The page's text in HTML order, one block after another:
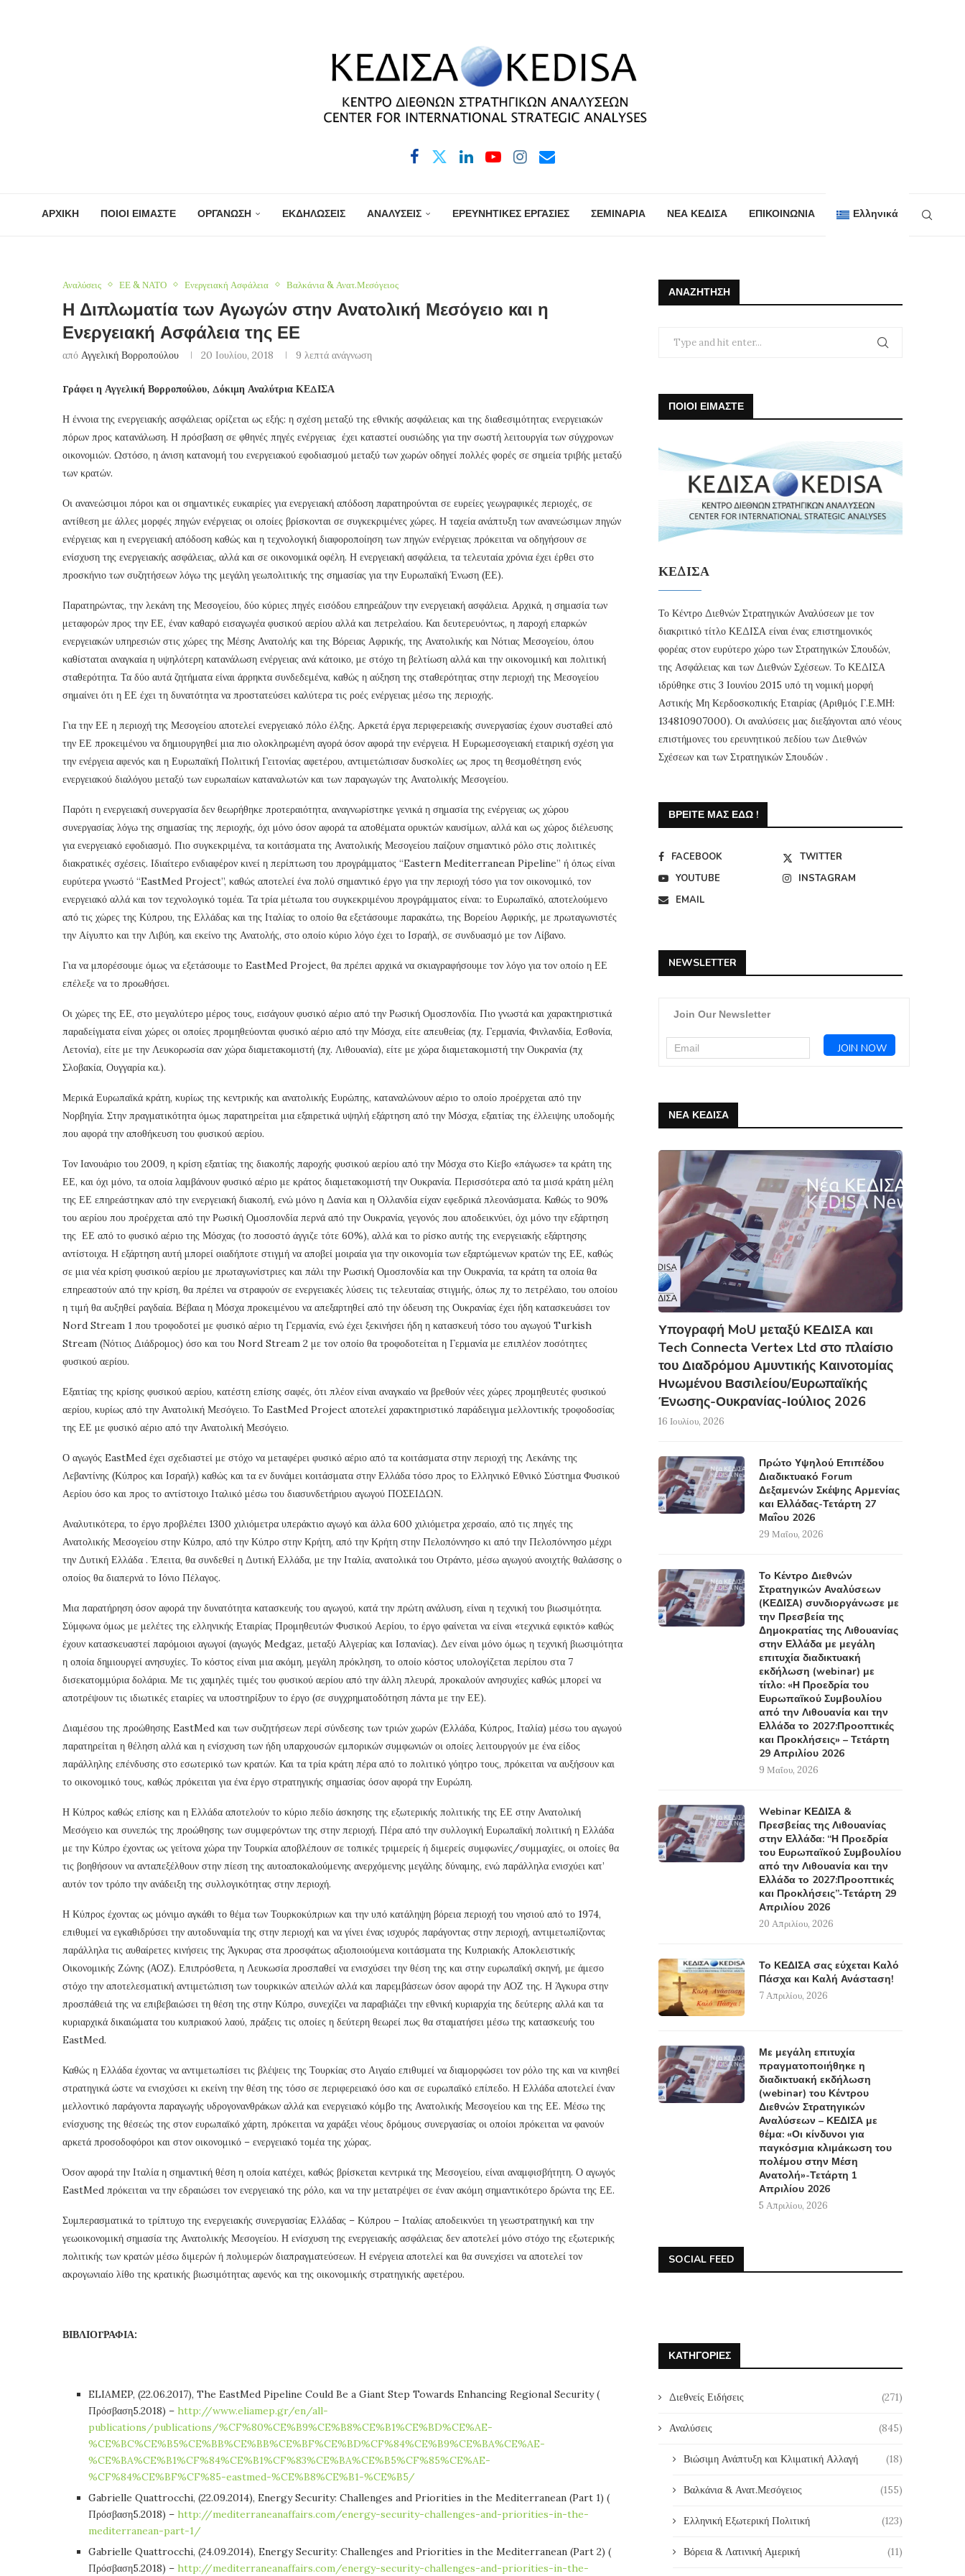
ΑΡΧΙΚΗ ΠΟΙΟΙ ΕΙΜΑΣΤΕ ΟΡΓΑΝΩΣΗ ΕΚΔΗΛΩΣΕΙΣ ΑΝΑΛΥΣΕΙΣ ΕΡΕΥΝΗΤΙΚΕΣ ΕΡΓΑΣΙΕΣ ΣΕΜΙΝΑΡΙΑ ΝΕΑ ΚΕΔΙΣΑ ΕΠΙΚΟΙΝΩΝΙΑ Ελληνικά
Αναλύσεις ΕΕ & ΝΑΤΟ Ενεργειακή Ασφάλεια Βαλκάνια & Ανατ.Μεσόγειος
Η Διπλωματία των Αγωγών στην Ανατολική Μεσόγειο και η
Ενεργειακή Ασφάλεια της ΕΕ
από Αγγελική Βορροπούλου 20 Ιουλίου, 2018 9 λεπτά ανάγνωση
Γράφει η Αγγελική Βορροπούλου, Δόκιμη Αναλύτρια ΚΕΔΙΣΑ
Η έννοια της ενεργειακής ασφάλειας ορίζεται ως εξής: η σχέση μεταξύ της εθνικής ασφάλειας και της διαθεσιμότητας ενεργειακών
πόρων προς κατανάλωση. Η πρόσβαση σε φθηνές πηγές ενέργειας έχει καταστεί ουσιώδης για την σωστή λειτουργία των σύγχρονων
οικονομιών. Ωστόσο, η άνιση κατανομή του ενεργειακού εφοδιασμού μεταξύ των χωρών οδηγεί πολλές φορές σε σημεία τριβής μεταξύ
των κρατών.
Οι ανανεώσιμοι πόροι και οι σημαντικές ευκαιρίες για ενεργειακή απόδοση παρατηρούνται σε ευρείες γεωγραφικές περιοχές, σε
αντίθεση με άλλες μορφές πηγών ενέργειας οι οποίες βρίσκονται σε συγκεκριμένες χώρες. Η ταχεία ανάπτυξη των ανανεώσιμων πηγών
ενέργειας και η ενεργειακή απόδοση καθώς και η τεχνολογική διαφοροποίηση των πηγών ενέργειας πρόκειται να οδηγήσουν σε
ενίσχυση της ενεργειακής ασφάλειας, αλλά και σε οικονομικά οφέλη. Η ενεργειακή ασφάλεια, τα τελευταία χρόνια έχει έρθει στο
προσκήνιο των συζητήσεων λόγω της μεγάλη γεωπολιτικής της σημασίας για την Ευρωπαϊκή Ένωση (ΕΕ).
Παρατηρώντας, την λεκάνη της Μεσογείου, δύο κύριες πηγές εισόδου επηρεάζουν την ενεργειακή ασφάλεια. Αρχικά, η σημασία των
μεταφορών προς την ΕΕ, έναν καθαρό εισαγωγέα φυσικού αερίου αλλά και πετρελαίου. Και δευτερευόντως, η παροχή επαρκών
ενεργειακών υπηρεσιών στις χώρες της Μέσης Ανατολής και της Βόρειας Αφρικής, της Ανατολικής και Νότιας Μεσογείου, όπου
καθίσταται αναγκαία η υψηλότερη κατανάλωση ενέργειας ανά κάτοικο, με στόχο τη βελτίωση αλλά και την οικονομική και πολιτική
σταθερότητα. Τα δύο αυτά ζητήματα είναι άρρηκτα συνδεδεμένα, καθώς η αύξηση της σταθερότητας στην περιοχή της Μεσογείου
σημαίνει ότι η ΕΕ έχει τη δυνατότητα να προστατεύσει καλύτερα τις ροές ενέργειας μέσω της περιοχής.
Για την ΕΕ η περιοχή της Μεσογείου αποτελεί ενεργειακό πόλο έλξης. Αρκετά έργα περιφερειακής συνεργασίας έχουν συσταθεί από
την ΕΕ προκειμένου να δημιουργηθεί μια πιο ολοκληρωμένη αγορά όσον αφορά την ενέργεια. Η Ευρωμεσογειακή εταιρική σχέση για
την ενέργεια αφενός και η Ευρωπαϊκή Πολιτική Γειτονίας αφετέρου, αντιμετώπισαν δυσκολίες ως προς τη θεσμοθέτηση ενός
ενεργειακού διαλόγου μεταξύ των ευρωπαίων καταναλωτών και των παραγωγών της Ανατολικής Μεσογείου.
Παρότι η ενεργειακή συνεργασία δεν θεωρήθηκε προτεραιότητα, αναγνωρίστηκε γενικά η σημασία της ενέργειας ως χώρου
συνεργασίας λόγω της σημασίας της περιοχής, όχι μόνο όσον αφορά τα αποθέματα ορυκτών καυσίμων, αλλά και ως χώρος διέλευσης
για ενεργειακό εφοδιασμό. Πιο συγκεκριμένα, τα κοιτάσματα της Ανατολικής Μεσογείου παίζουν σημαντικό ρόλο στις πολιτικές
διακρατικές σχέσεις. Ιδιαίτερο ενδιαφέρον κινεί η περίπτωση του προγράμματος “Eastern Mediterranean Pipeline” ή όπως είναι
ευρύτερα γνωστό “EastMed Project”, καθώς αποτελεί ένα πολύ σημαντικό έργο για την περιοχή τόσο για τον οικονομικό, τον
ενεργειακό αλλά και τον τεχνολογικό τομέα. Τα τρία μέτωπα του συγκεκριμένου προγράμματος είναι: το Ευρωπαϊκό, αποτελούμενο
από τις χώρες της Κύπρου, της Ελλάδας και της Ιταλίας το οποίο θα εξετάσουμε παρακάτω, της Βορείου Αφρικής, με πρωταγωνιστές
την Αίγυπτο και την Λιβύη, και εκείνο της Ανατολής, στο οποίο κύριο λόγο έχει το Ισραήλ, σε συνδυασμό με τον Λίβανο.
Για να μπορέσουμε όμως να εξετάσουμε το EastMed Project, θα πρέπει αρχικά να σκιαγραφήσουμε τον λόγο για τον οποίο η ΕΕ
επέλεξε να το προωθήσει.
Οι χώρες της ΕΕ, στο μεγαλύτερο μέρος τους, εισάγουν φυσικό αέριο από την Ρωσική Ομοσπονδία. Πιο γνωστά και χαρακτηριστικά
παραδείγματα είναι χώρες οι οποίες προμηθεύονται φυσικό αέριο από την Μόσχα, είτε απευθείας (πχ. Γερμανία, Φινλανδία, Εσθονία,
Λετονία), είτε με την Λευκορωσία σαν χώρα διαμετακομιστή (πχ. Λιθουανία), είτε με χώρα διαμετακομιστή την Ουκρανία (πχ
Σλοβακία, Ουγγαρία κα.).
Μερικά Ευρωπαϊκά κράτη, κυρίως της κεντρικής και ανατολικής Ευρώπης, καταναλώνουν αέριο το οποίο προέρχεται από την
Νορβηγία. Στην πραγματικότητα όμως παρατηρείται μια εξαιρετικά υψηλή εξάρτηση από την Μόσχα, εξαιτίας της έλλειψης υποδομής
που αφορά την αποθήκευση του φυσικού αερίου.
Τον Ιανουάριο του 2009, η κρίση εξαιτίας της διακοπής παροχής φυσικού αερίου από την Μόσχα στο Κίεβο «πάγωσε» τα κράτη της
ΕΕ, και όχι μόνο, τα οποία λαμβάνουν φυσικό αέριο με κράτος διαμετακομιστή την Ουκρανία. Περισσότερα από τα μισά κράτη μέλη
της ΕΕ επηρεάστηκαν από την ενεργειακή διακοπή, ενώ μόνο η Δανία και η Ολλανδία είχαν εφεδρικά πλεονάσματα. Καθώς το 90%
του αερίου που προέρχεται από την Ρωσική Ομοσπονδία περνά από την Ουκρανία, γεγονός που αποδεικνύει, όχι μόνο την εξάρτηση
της ΕΕ από το φυσικό αέριο της Μόσχας (το ποσοστό άγγιζε τότε 60%), αλλά και το ρίσκο αυτής της ενεργειακής εξάρτησης
αντίστοιχα. Η εξάρτηση αυτή μπορεί οιαδήποτε στιγμή να αποβεί μοιραία για την οικονομία των εξαρτώμενων κρατών της ΕΕ, καθώς
σε μια νέα κρίση φυσικού αερίου με πρωταγωνίστριες και πάλι την Ρωσική Ομοσπονδία και την Ουκρανία, τα κράτη τα οποία θα
επηρεαστούν από την κρίση, θα πρέπει να στραφούν σε ενεργειακές λύσεις τις τελευταίας στιγμής, όπως πχ το πετρέλαιο, του οποίου
η τιμή θα αυξηθεί ραγδαία. Βέβαια η Μόσχα προκειμένου να απεξαρτηθεί από την όδευση της Ουκρανίας έχει ήδη κατασκευάσει τον
Nord Stream 1 που τροφοδοτεί με φυσικό αέριο τη Γερμανία, ενώ έχει ξεκινήσει ήδη η κατασκευή τόσο του αγωγού Turkish
Stream (Νότιος Διάδρομος) όσο και του Nord Stream 2 με τον οποίο θα τροφοδοτείται η Γερμανία με επιπλέον ποσότητες
φυσικού αερίου.
Εξαιτίας της κρίσης φυσικού αερίου, κατέστη επίσης σαφές, ότι πλέον είναι αναγκαίο να βρεθούν νέες χώρες προμηθευτές φυσικού
αερίου, κυρίως από την Ανατολική Μεσόγειο. Το EastMed Project αποτελεί χαρακτηριστικό παράδειγμα μελλοντικής τροφοδοσίας
της ΕΕ με φυσικό αέριο από την Ανατολική Μεσόγειο.
Ο αγωγός EastMed έχει σχεδιαστεί με στόχο να μεταφέρει φυσικό αέριο από τα κοιτάσματα στην περιοχή της Λεκάνης της
Λεβαντίνης (Κύπρος και Ισραήλ) καθώς και τα εν δυνάμει κοιτάσματα στην Ελλάδα τόσο προς το Ελληνικό Εθνικό Σύστημα Φυσικού
Αερίου όσο και προς το αντίστοιχο Ιταλικό μέσω του διασυνδετήριου αγωγού ΠΟΣΕΙΔΩΝ.
Αναλυτικότερα, το έργο προβλέπει 1300 χιλιόμετρα υπεράκτιο αγωγό και άλλα 600 χιλιόμετρα χερσαίο, από τις πηγές της
Ανατολικής Μεσογείου στην Κύπρο, από την Κύπρο στην Κρήτη, από την Κρήτη στην Πελοπόννησο κι από την Πελοπόννησο μέχρι
την Δυτική Ελλάδα . Έπειτα, θα συνδεθεί η Δυτική Ελλάδα, με την Ιταλία, ανατολικά του Οτράντο, μέσω αγωγού ανοιχτής θαλάσσης ο
οποίος θα διαπερνά το Ιόνιο Πέλαγος.
Μια παρατήρηση όσον αφορά την δυνατότητα κατασκευής του αγωγού, κατά την πρώτη ανάλυση, είναι η τεχνική του βιωσιμότητα.
Σύμφωνα όμως με μελέτες της ελληνικής Εταιρίας Προμηθευτών Φυσικού Αερίου, το έργο φαίνεται να είναι «τεχνικά εφικτό» καθώς
έχουν κατασκευαστεί παρόμοιοι αγωγοί (αγωγός Medgaz, μεταξύ Αλγερίας και Ισπανίας). Δεν είναι μόνο όμως η τεχνική βιωσιμότητα
η οποία δημιουργεί ανησυχίες. Το κόστος είναι μια ακόμη, μεγάλη πρόκληση, το οποίο κόστος υπολογίζεται περίπου στα 7
δισεκατομμύρια δολάρια. Με τις χαμηλές τιμές του φυσικού αερίου από την άλλη πλευρά, προκαλούν ανησυχίες καθώς μπορεί να
αποτρέψουν τις ιδιωτικές εταιρίες να υποστηρίξουν το έργο (σε συγχρηματοδότηση πάντα με την ΕΕ).
Διαμέσου της προώθησης EastMed και των συζητήσεων περί σύνδεσης των τριών χωρών (Ελλάδα, Κύπρος, Ιταλία) μέσω του αγωγού
παρατηρείται η θέληση αλλά και η ενίσχυση των ήδη υπαρχουσών εμπορικών συμφωνιών οι οποίες λειτουργούν με ένα είδος
παράλληλης επένδυσης στο εσωτερικό των κρατών. Και τα τρία κράτη πέρα από το πολιτικό γόητρο τους, πρόκειται να αυξήσουν και
το οικονομικό τους, καθώς πρόκειται για ένα έργο στρατηγικής σημασίας όσον αφορά την Ευρώπη.
Η Κύπρος καθώς επίσης και η Ελλάδα αποτελούν το κύριο πεδίο άσκησης της εξωτερικής πολιτικής της ΕΕ στην Ανατολική
Μεσόγειο και συνεπώς της προώθησης των συμφερόντων της στην περιοχή. Πέρα από την συλλογική Ευρωπαϊκή πολιτική η Ελλάδα
με την Κύπρο έχοντας ως γείτονα χώρα την Τουρκία αποβλέπουν σε τοπικές τριμερείς ή διμερείς συμφωνίες/συμμαχίες, οι οποίες θα
τις βοηθήσουν να ανταπεξέλθουν στην πίεση της αυτοαποκαλούμενης ανερχόμενης μεγάλης δύναμης, ενώ παράλληλα ενισχύει κατ’
αυτόν τον τρόπο την ανάδειξη της συλλογικότητας στην περιοχή.
Η Κύπρος έχοντας ως μόνιμο αγκάθι το θέμα των Τουρκοκύπριων και την υπό κατάληψη βόρεια περιοχή του νησιού από το 1974,
επιθυμεί να εγκαθιδρύσει την αυτοδυναμία της στην περιοχή και να γίνει ένας ισχυρός παράγοντας στην περιοχή, αντιμετωπίζοντας
παράλληλα τις αυθαίρετες κινήσεις της Άγκυρας στα προσφάτως αξιοποιούμενα κοιτάσματα της Κυπριακής Αποκλειστικής
Οικονομικής Ζώνης (ΑΟΖ). Επιπρόσθετα, η Λευκωσία προσπαθεί να ενισχύσει την θέση της και στην ευρωπαϊκή σκηνή, με άμεσο
στόχο την αποτελεσματική αντιμετώπιση των τουρκικών απειλών αλλά και παρεμβάσεων όσον αφορά την ΑΟΖ της. Η Άγκυρα στην
προσπάθειά της να επιβεβαιώσει τη θέση της στην Κύπρο, συνεχίζει να παραβιάζει την εθνική κυριαρχία της δεύτερης αλλά και τα
κυριαρχικά δικαιώματα του κυπριακού λαού, πράξεις τις οποίες η δεύτερη θεωρεί πως θα σταματήσει μέσω της κατασκευής του
EastMed.
Καθώς η Ελλάδα έχοντας να αντιμετωπίσει τις βλέψεις της Τουρκίας στο Αιγαίο επιθυμεί να διαμορφώσει τον ρόλο της και να κινηθεί
στρατηγικά ώστε να ενισχύσει κι εκείνη την θέση της τόσο σε περιφερειακό όσο και σε ευρωπαϊκό επίπεδο. Η Ελλάδα αποτελεί έναν
μελλοντικό παράγοντα παραγωγής υδρογονανθράκων αλλά και ενεργειακό κόμβο της Ανατολικής Μεσογείου και της ΕΕ. Μέσω της
ενίσχυσης της θέσεώς της στον ευρωπαϊκό χάρτη, πρόκειται να χαράξει νέους δρόμους συνεργασίας οι οποίοι πρόκειται να φανούν
αρκετά προσοδοφόροι και στον οικονομικό – ενεργειακό τομέα της χώρας.
Όσον αφορά την Ιταλία η σημαντική θέση η οποία κατέχει, καθώς βρίσκεται κεντρικά της Μεσογείου, είναι αναμφισβήτητη. Ο αγωγός
EastMed πρόκειται να την εδραιώσει τον ενεργειακό της ρόλο, και να την μετατρέψει σε έναν ακόμη σημαντικότερο δρώντα της ΕΕ.
Συμπερασματικά το τρίπτυχο της ενεργειακής συνεργασίας Ελλάδας – Κύπρου – Ιταλίας αποδεικνύει τη γεωστρατηγική και την
γεωοικονομική σημασία της Ανατολικής Μεσογείου. Η ενίσχυση της ενεργειακής ασφάλειας δεν αποτελεί μόνο στόχο της εξωτερικής
πολιτικής των κρατών μέσω διμερών ή πολυμερών διαπραγματεύσεων. Η ενέργεια αποτελεί και θα συνεχίσει να αποτελεί τον
ακρογωνιαίο λίθο της κρατικής βιωσιμότητας αφενός και της οικονομικής στρατηγικής αφετέρου.
ΒΙΒΛΙΟΓΡΑΦΙΑ:
ELIAMEP, (22.06.2017), The EastMed Pipeline Could Be a Giant Step Towards Enhancing Regional Security (
Πρόσβαση5.2018) – http://www.eliamep.gr/en/all-
publications/publications/%CF%80%CE%B9%CE%B8%CE%B1%CE%BD%CE%AE-
%CE%BC%CE%B5%CE%BB%CE%BB%CE%BF%CE%BD%CF%84%CE%B9%CE%BA%CE%AE-
%CE%BA%CE%B1%CF%84%CE%B1%CF%83%CE%BA%CE%B5%CF%85%CE%AE-
%CF%84%CE%BF%CF%85-eastmed-%CE%B8%CE%B1-%CE%B5/
Gabrielle Quattrocchi, (22.09.2014), Energy Security: Challenges and Priorities in the Mediterranean (Part 1) (
Πρόσβαση5.2018) – http://mediterraneanaffairs.com/energy-security-challenges-and-priorities-in-the-
mediterranean-part-1/
Gabrielle Quattrocchi, (24.09.2014), Energy Security: Challenges and Priorities in the Mediterranean (Part 2) (
Πρόσβαση5.2018) – http://mediterraneanaffairs.com/energy-security-challenges-and-priorities-in-the-
ΑΝΑΖΉΤΗΣΗ
ΠΟΙΟΙ ΕΙΜΑΣΤΕ
ΚΕΔΙΣΑ
Το Κέντρο Διεθνών Στρατηγικών Αναλύσεων με τον
διακριτικό τίτλο ΚΕΔΙΣΑ είναι ένας επιστημονικός
φορέας στον ευρύτερο χώρο των Στρατηγικών Σπουδών,
της Ασφάλειας και των Διεθνών Σχέσεων. Το ΚΕΔΙΣΑ
ιδρύθηκε στις 3 Ιουνίου 2015 υπό τη νομική μορφή
Αστικής Μη Κερδοσκοπικής Εταιρίας (Αριθμός Γ.Ε.ΜΗ:
134810907000). Οι αναλύσεις μας διεξάγονται από νέους
επιστήμονες του ερευνητικού πεδίου των Διεθνών
Σχέσεων και των Στρατηγικών Σπουδών .
ΒΡΕΊΤΕ ΜΑΣ ΕΔΏ !
FACEBOOK
TWITTER
YOUTUBE
INSTAGRAM
EMAIL
NEWSLETTER
Join Our Newsletter
ΝΕΑ ΚΕΔΙΣΑ
Υπογραφή MoU μεταξύ ΚΕΔΙΣΑ και
Tech Connecta Vertex Ltd στο πλαίσιο
του Διαδρόμου Αμυντικής Καινοτομίας
Ηνωμένου Βασιλείου/Ευρωπαϊκής
Ένωσης-Ουκρανίας-Ιούλιος 2026
16 Ιουλίου, 2026
Πρώτο Υψηλού Επιπέδου
Διαδικτυακό Forum
Δεξαμενών Σκέψης Αρμενίας
και Ελλάδας-Τετάρτη 27
Μαΐου 2026
29 Μαΐου, 2026
Το Κέντρο Διεθνών
Στρατηγικών Αναλύσεων
(ΚΕΔΙΣΑ) συνδιοργάνωσε με
την Πρεσβεία της
Δημοκρατίας της Λιθουανίας
στην Ελλάδα με μεγάλη
επιτυχία διαδικτυακή
εκδήλωση (webinar) με
τίτλο: «Η Προεδρία του
Ευρωπαϊκού Συμβουλίου
από την Λιθουανία και την
Ελλάδα το 2027:Προοπτικές
και Προκλήσεις» – Τετάρτη
29 Απριλίου 2026
9 Μαΐου, 2026
Webinar ΚΕΔΙΣΑ &
Πρεσβείας της Λιθουανίας
στην Ελλάδα: “Η Προεδρία
του Ευρωπαϊκού Συμβουλίου
από την Λιθουανία και την
Ελλάδα το 2027:Προοπτικές
και Προκλήσεις”-Τετάρτη 29
Απριλίου 2026
20 Απριλίου, 2026
Το ΚΕΔΙΣΑ σας εύχεται Καλό
Πάσχα και Καλή Ανάσταση!
7 Απριλίου, 2026
Με μεγάλη επιτυχία
πραγματοποιήθηκε η
διαδικτυακή εκδήλωση
(webinar) του Κέντρου
Διεθνών Στρατηγικών
Αναλύσεων – ΚΕΔΙΣΑ με
θέμα: «Οι κίνδυνοι για
παγκόσμια κλιμάκωση του
πολέμου στην Μέση
Ανατολή»-Τετάρτη 1
Απριλίου 2026
5 Απριλίου, 2026
SOCIAL FEED
ΚΑΤΗΓΟΡΊΕΣ
Διεθνείς Ειδήσεις (271)
Αναλύσεις (845)
Βιώσιμη Ανάπτυξη και Κλιματική Αλλαγή (18)
Βαλκάνια & Ανατ.Μεσόγειος (155)
Ελληνική Εξωτερική Πολιτική (123)
Βόρεια & Λατινική Αμερική (11)